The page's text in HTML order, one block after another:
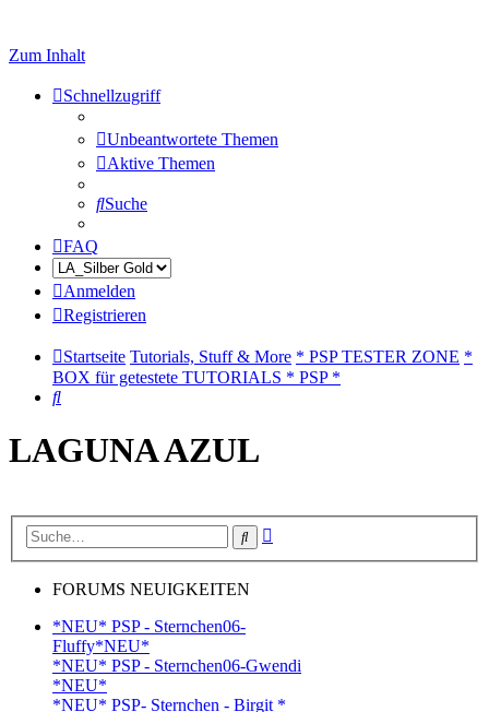
Zum Inhalt
Schnellzugriff
Unbeantwortete Themen
Aktive Themen
Suche
FAQ
Anmelden
Registrieren
Startseite Tutorials, Stuff & More * PSP TESTER ZONE *
BOX für getestete TUTORIALS * PSP *
Suche
LAGUNA AZUL
Suche
FORUMS NEUIGKEITEN
*NEU* PSP - Sternchen06-
Fluffy*NEU*
*NEU* PSP - Sternchen06-Gwendi
*NEU*
*NEU* PSP- Sternchen - Birgit *